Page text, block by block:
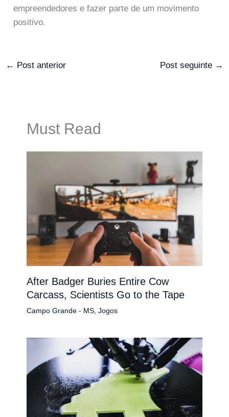
empreendedores e fazer parte de um movimento
positivo.
← Post anterior Post seguinte →
Must Read
After Badger Buries Entire Cow
Carcass, Scientists Go to the Tape
Campo Grande - MS, Jogos